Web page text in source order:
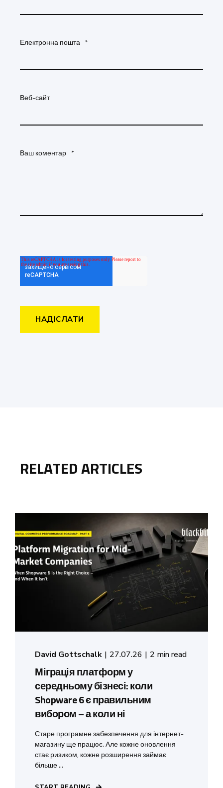
Електронна пошта *
Веб-сайт
Ваш коментар *
RELATED ARTICLES
David Gottschalk 27.07.26 2 min read
Міграція платформ у
середньому бізнесі: коли
Shopware 6 є правильним
вибором – а коли ні
Старе програмне забезпечення для інтернет-
магазину ще працює. Але кожне оновлення
стає ризиком, кожне розширення займає
більше ...